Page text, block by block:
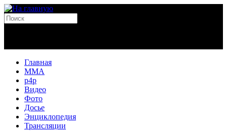
Главная
MMA
p4p
Видео
Фото
Досье
Энциклопедия
Трансляции